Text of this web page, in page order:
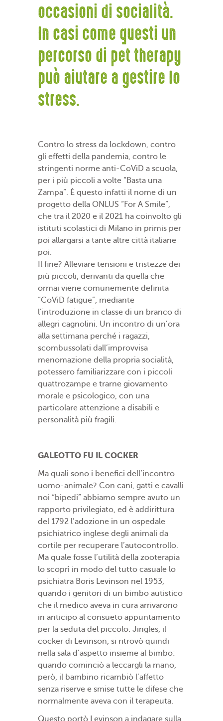
occasioni di socialità.
In casi come questi un
percorso di pet therapy
può aiutare a gestire lo
stress.
Contro lo stress da lockdown, contro
gli effetti della pandemia, contro le
stringenti norme anti-CoViD a scuola,
per i più piccoli a volte “Basta una
Zampa”. È questo infatti il nome di un
progetto della ONLUS “For A Smile”,
che tra il 2020 e il 2021 ha coinvolto gli
istituti scolastici di Milano in primis per
poi allargarsi a tante altre città italiane
poi.
Il fine? Alleviare tensioni e tristezze dei
più piccoli, derivanti da quella che
ormai viene comunemente definita
“CoViD fatigue”, mediante
l’introduzione in classe di un branco di
allegri cagnolini. Un incontro di un’ora
alla settimana perché i ragazzi,
scombussolati dall’improvvisa
menomazione della propria socialità,
potessero familiarizzare con i piccoli
quattrozampe e trarne giovamento
morale e psicologico, con una
particolare attenzione a disabili e
personalità più fragili.
GALEOTTO FU IL COCKER
Ma quali sono i benefici dell’incontro
uomo-animale? Con cani, gatti e cavalli
noi “bipedi” abbiamo sempre avuto un
rapporto privilegiato, ed è addirittura
del 1792 l’adozione in un ospedale
psichiatrico inglese degli animali da
cortile per recuperare l’autocontrollo.
Ma quale fosse l’utilità della zooterapia
lo scoprì in modo del tutto casuale lo
psichiatra Boris Levinson nel 1953,
quando i genitori di un bimbo autistico
che il medico aveva in cura arrivarono
in anticipo al consueto appuntamento
per la seduta del piccolo. Jingles, il
cocker di Levinson, si ritrovò quindi
nella sala d’aspetto insieme al bimbo:
quando cominciò a leccargli la mano,
però, il bambino ricambiò l’affetto
senza riserve e smise tutte le difese che
normalmente aveva con il terapeuta.
Questo portò Levinson a indagare sulla